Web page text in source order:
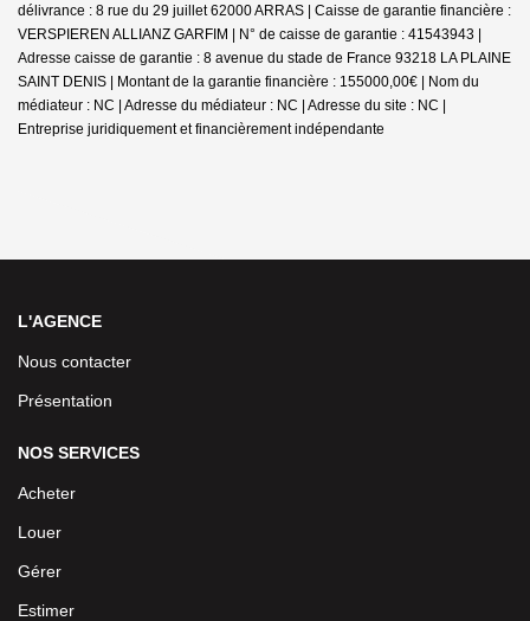
délivrance : 8 rue du 29 juillet 62000 ARRAS | Caisse de garantie financière :
VERSPIEREN ALLIANZ GARFIM | N° de caisse de garantie : 41543943 |
Adresse caisse de garantie : 8 avenue du stade de France 93218 LA PLAINE
SAINT DENIS | Montant de la garantie financière : 155000,00€ | Nom du
médiateur : NC | Adresse du médiateur : NC | Adresse du site : NC |
Entreprise juridiquement et financièrement indépendante
L'AGENCE
Nous contacter
Présentation
NOS SERVICES
Acheter
Louer
Gérer
Estimer